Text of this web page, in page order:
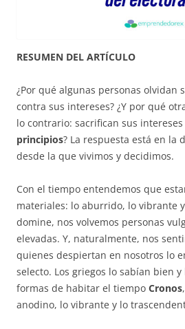
RESUMEN DEL ARTÍCULO
¿Por qué algunas personas olvidan
contra sus intereses? ¿Y por qué
lo contrario: sacrifican sus
principios? La respuesta está en la
desde la que vivimos y decidimos.
Con el tiempo entendemos que
materiales: lo aburrido, lo vibrante
domine, nos volvemos personas
elevadas. Y, naturalmente, nos
quienes despiertan en nosotros lo
selecto. Los griegos lo sabían bien
formas de habitar el tiempo Cronos,
anodino, lo vibrante y lo